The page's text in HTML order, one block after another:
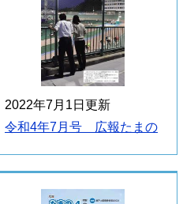
2022年7月1日更新
令和4年7月号 広報たまの